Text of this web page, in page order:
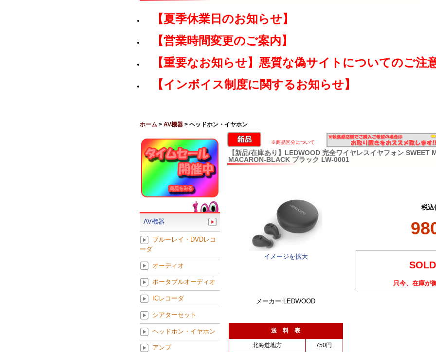
【夏季休業日のお知らせ】
【営業時間変更のご案内】
【重要なお知らせ】悪質な偽サイトについてのご注
【インボイス制度に関するお知らせ】
ホーム > AV機器 > ヘッドホン・イヤホン
※商品区分について
【新品/在庫あり】LEDWOOD 完全ワイヤレスイヤフォン SWEET
MACARON-BLACK ブラック LW-0001
イメージを拡大
メーカー:LEDWOOD
送 料 表
北海道地方
750円
税込
只今、在庫が
AV機器
ブルーレイ・DVDレコ
ーダ
オーディオ
ポータブルオーディオ
ICレコーダ
シアターセット
ヘッドホン・イヤホン
アンプ